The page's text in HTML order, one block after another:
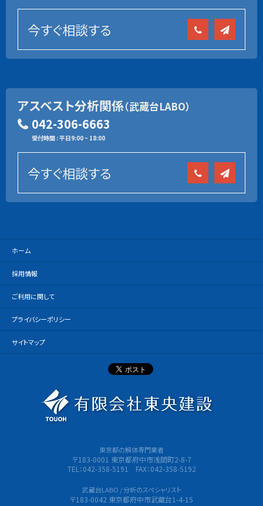
今すぐ相談する
アスベスト分析関係（武蔵台LABO）
042-306-6663
受付時間 : 平日9:00 ~ 18:00
今すぐ相談する
ホーム
採用情報
ご利用に関して
プライバシーポリシー
サイトマップ
東京都の解体専門業者
〒183-0001 東京都府中市浅間町2-8-7
TEL：042-358-5191 FAX：042-358-5192
武蔵台LABO / 分析のスペシャリスト
〒183-0042 東京都府中市武蔵台1-4-15